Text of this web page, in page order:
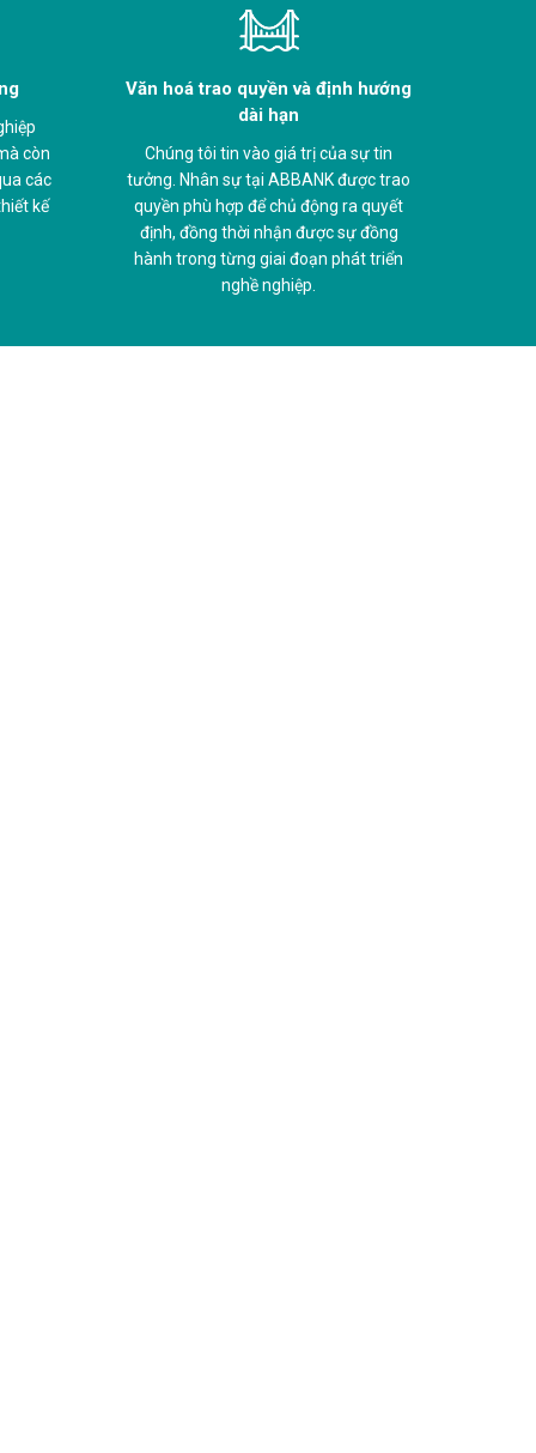
còn
các
kế
Văn hoá trao quyền và định hướng
dài hạn
Chúng tôi tin vào giá trị của sự tin
tưởng. Nhân sự tại ABBANK được trao
quyền phù hợp để chủ động ra quyết
định, đồng thời nhận được sự đồng
hành trong từng giai đoạn phát triển
nghề nghiệp.